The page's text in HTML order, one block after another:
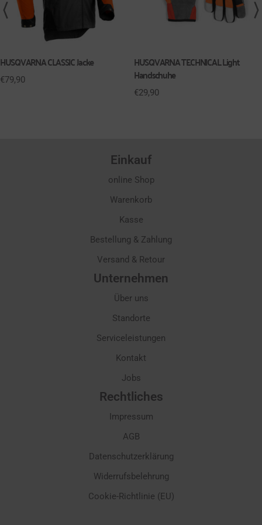
HUSQVARNA CLASSIC Jacke
€79,90
HUSQVARNA TECHNICAL Light
Handschuhe
€29,90
Einkauf
online Shop
Warenkorb
Kasse
Bestellung & Zahlung
Versand & Retour
Unternehmen
Über uns
Standorte
Serviceleistungen
Kontakt
Jobs
Rechtliches
Impressum
AGB
Datenschutzerklärung
Widerrufsbelehrung
Cookie-Richtlinie (EU)